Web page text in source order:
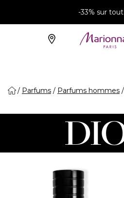
-33% sur tout
Parfums Parfums hommes